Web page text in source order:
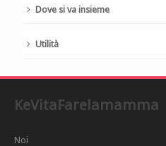
Dove si va insieme
Utilità
KeVitaFarelamamma
Noi